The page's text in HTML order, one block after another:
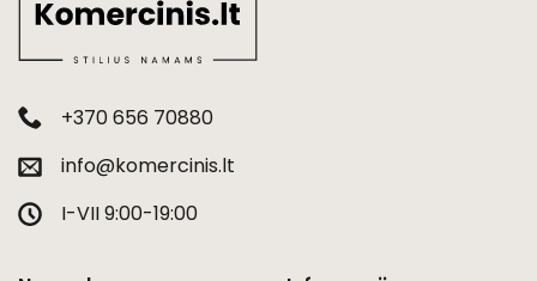
+370 656 70880
info@komercinis.lt
I-VII 9:00-19:00